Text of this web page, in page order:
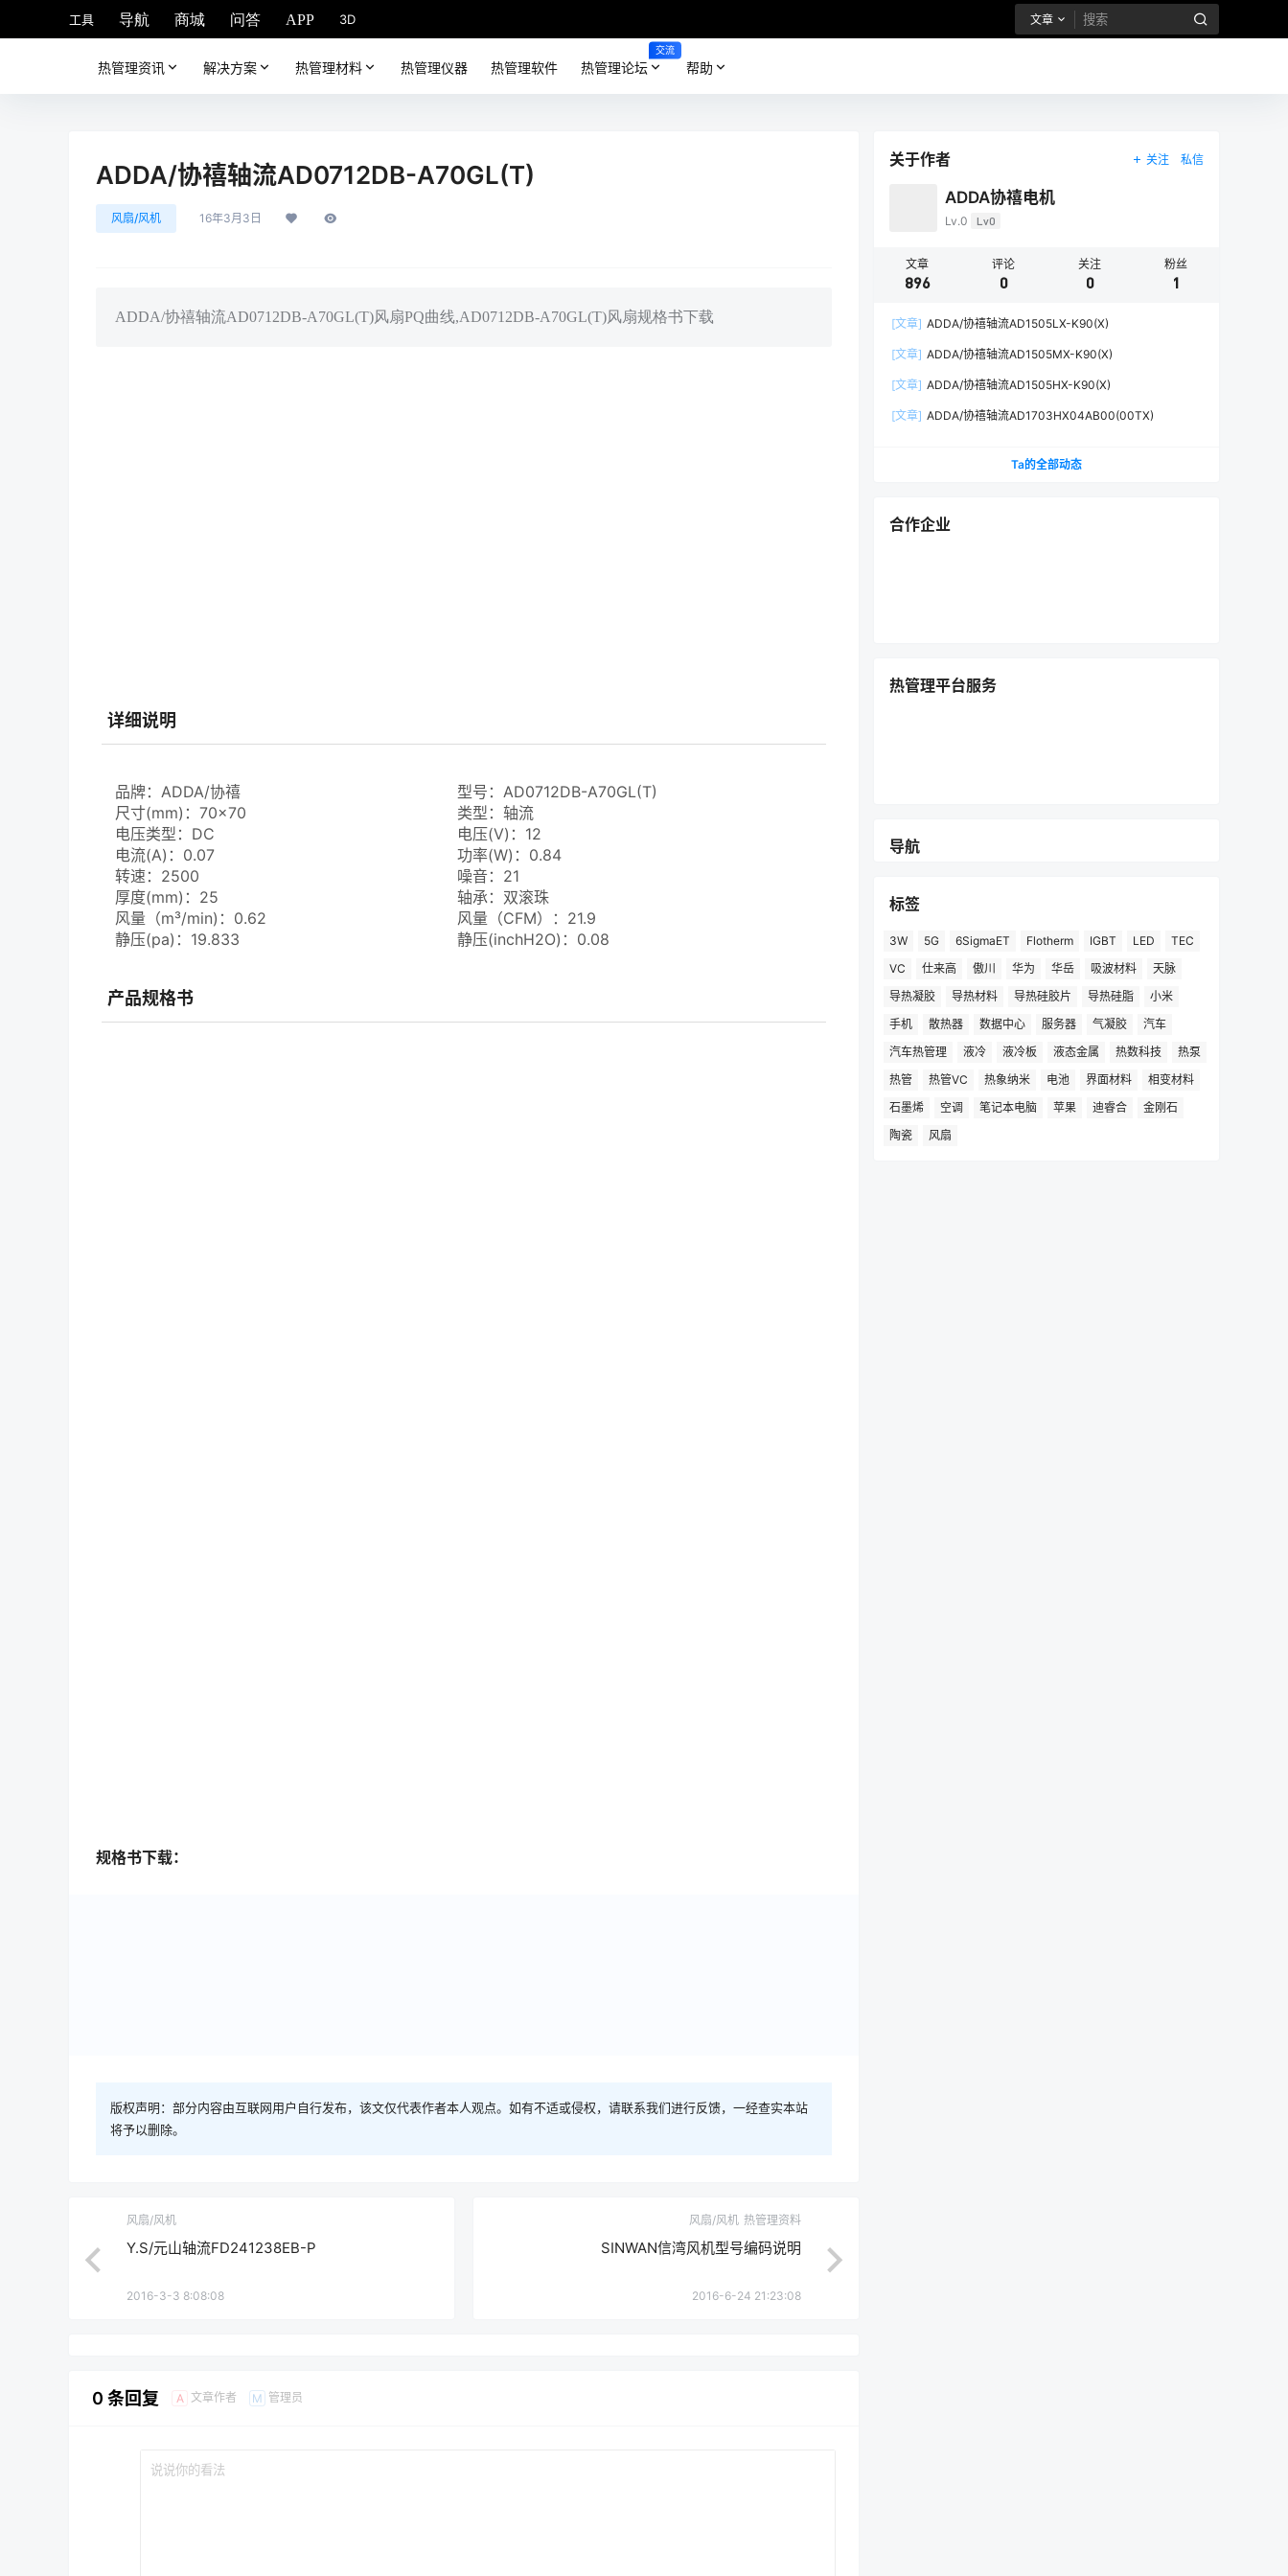
工具 导航 商城 问答 APP 3D 文章
热管理资讯 解决方案 热管理材料 热管理仪器 热管理软件 热管理论坛
交流
帮助
ADDA/协禧轴流AD0712DB-A70GL(T)
风扇/风机 16年3月3日
ADDA/协禧轴流AD0712DB-A70GL(T)风扇PQ曲线,AD0712DB-A70GL(T)风扇规格书下载
详细说明
品牌：ADDA/协禧
型号：AD0712DB-A70GL(T)
尺寸(mm)：70×70
类型：轴流
电压类型：DC
电压(V)：12
电流(A)：0.07
功率(W)：0.84
转速：2500
噪音：21
厚度(mm)：25
轴承：双滚珠
风量（m³/min)：0.62
风量（CFM）：21.9
静压(pa)：19.833
静压(inchH2O)：0.08
产品规格书
规格书下载：
版权声明：部分内容由互联网用户自行发布，该文仅代表作者本人观点。如有不适或侵权，请联系我们进行反馈，一经查实本站
将予以删除。
风扇/风机
Y.S/元山轴流FD241238EB-P
2016-3-3 8:08:08
风扇/风机 热管理资料
SINWAN信湾风机型号编码说明
2016-6-24 21:23:08
0 条回复 A 文章作者 M 管理员
关于作者 关注 私信
ADDA协禧电机
Lv.0 Lv0
文章
896
评论
0
关注
0
粉丝
1
[文章] ADDA/协禧轴流AD1505LX-K90(X)
[文章] ADDA/协禧轴流AD1505MX-K90(X)
[文章] ADDA/协禧轴流AD1505HX-K90(X)
[文章] ADDA/协禧轴流AD1703HX04AB00(00TX)
Ta的全部动态
合作企业
热管理平台服务
导航
标签
3W 5G 6SigmaET Flotherm IGBT LED
TEC
VC
仕来高 傲川 华为 华岳 吸波材料
天脉
导热凝胶
导热材料 导热硅胶片 导热硅脂
小米
手机
散热器 数据中心 服务器 气凝胶
汽车
汽车热管理
液冷 液冷板 液态金属 热数科技
热泵
热管
热管VC 热象纳米 电池 界面材料
相变材料
石墨烯
空调 笔记本电脑 苹果 迪睿合
金刚石
陶瓷
风扇